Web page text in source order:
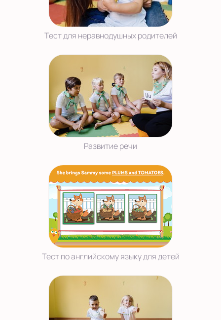
Тест для неравнодушных родителей
Развитие речи
Тест по английскому языку для детей